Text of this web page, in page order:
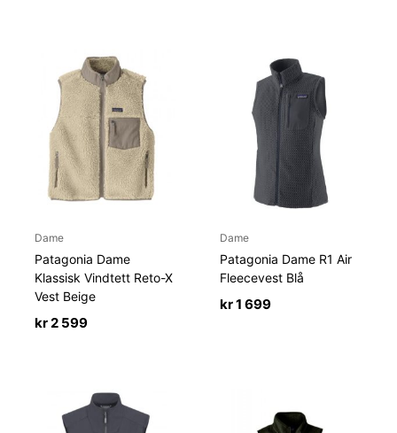
Dame
Patagonia Dame
Klassisk Vindtett Reto-X
Vest Beige
kr 2 599
Dame
Patagonia Dame R1 Air
Fleecevest Blå
kr1 699